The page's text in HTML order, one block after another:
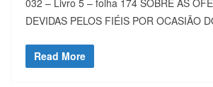
032 – Livro 5 – folha 174 SOBRE AS
DEVIDAS PELOS FIÉIS POR OCASIÃO
Read More